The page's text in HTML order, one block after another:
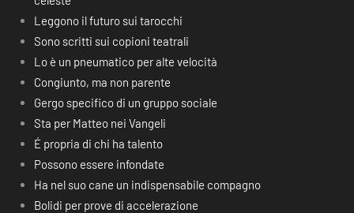
Leggono il futuro sui tarocchi
Sono scritti sui copioni teatrali
Lo è un pneumatico per alte velocità
Congiunto, ma non parente
Gergo specifico di un gruppo sociale
Sta per Matteo nei Vangeli
É propria di chi ha talento
Possono essere infondate
Ha nel suo cane un indispensabile compagno
Bolidi per prove di accelerazione